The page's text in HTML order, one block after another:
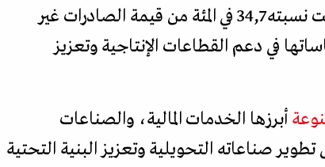
السيادية غير النفطية. أما دولة الإمارات، فقد حققت نموا لافتا بلغت نسبته 34,7 في المئة من قيمة الصادرات غير
في دعم القطاعات الإنتاجية وتعزيز
أبرزها الخدمات المالية، والصناعات
صناعاته التحويلية وتعزيز البنية التحتية